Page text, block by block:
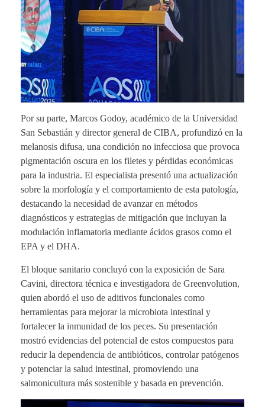
Por su parte, Marcos Godoy, académico de la Universidad
San Sebastián y director general de CIBA, profundizó en la
melanosis difusa, una condición no infecciosa que provoca
pigmentación oscura en los filetes y pérdidas económicas
para la industria. El especialista presentó una actualización
sobre la morfología y el comportamiento de esta patología,
destacando la necesidad de avanzar en métodos
diagnósticos y estrategias de mitigación que incluyan la
modulación inflamatoria mediante ácidos grasos como el
EPA y el DHA.
El bloque sanitario concluyó con la exposición de Sara
Cavini, directora técnica e investigadora de Greenvolution,
quien abordó el uso de aditivos funcionales como
herramientas para mejorar la microbiota intestinal y
fortalecer la inmunidad de los peces. Su presentación
mostró evidencias del potencial de estos compuestos para
reducir la dependencia de antibióticos, controlar patógenos
y potenciar la salud intestinal, promoviendo una
salmonicultura más sostenible y basada en prevención.